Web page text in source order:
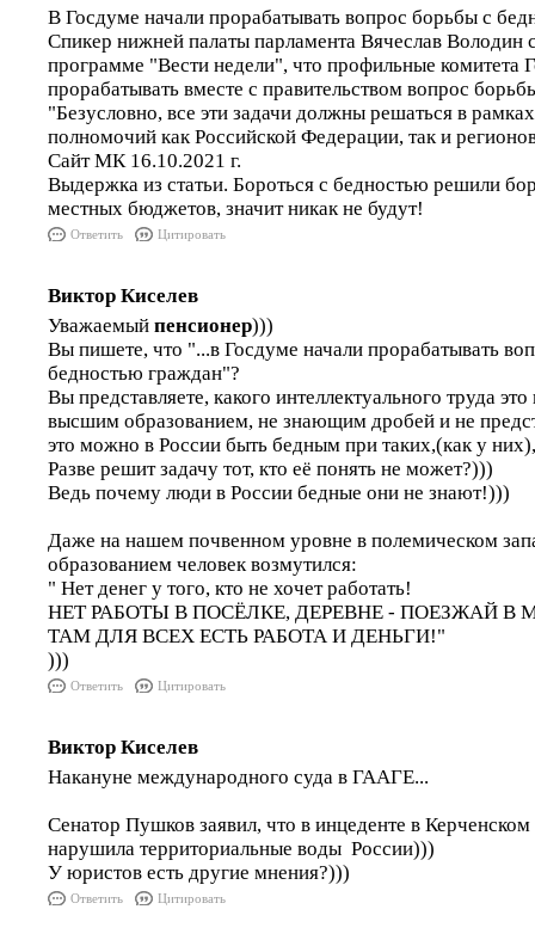
В Госдуме начали прорабатывать вопрос борьбы с
Спикер нижней палаты парламента Вячеслав Володин
программе "Вести недели", что профильные комитета
прорабатывать вместе с правительством вопрос
"Безусловно, все эти задачи должны решаться в
полномочий как Российской Федерации, так и
Сайт МК 16.10.2021 г.
Выдержка из статьи. Бороться с бедностью решили
местных бюджетов, значит никак не будут!
Ответить Цитировать
Виктор Киселев
Уважаемый пенсионер)))
Вы пишете, что "...в Госдуме начали прорабатывать
бедностью граждан"?
Вы представляете, какого интеллектуального труда
высшим образованием, не знающим дробей и не
это можно в России быть бедным при таких,(как у
Разве решит задачу тот, кто её понять не может?)))
Ведь почему люди в России бедные они не знают!)))
Даже на нашем почвенном уровне в полемическом
образованием человек возмутился:
" Нет денег у того, кто не хочет работать!
НЕТ РАБОТЫ В ПОСЁЛКЕ, ДЕРЕВНЕ - ПОЕЗЖАЙ В
ТАМ ДЛЯ ВСЕХ ЕСТЬ РАБОТА И ДЕНЬГИ!"
)))
Ответить Цитировать
Виктор Киселев
Накануне международного суда в ГААГЕ...
Сенатор Пушков заявил, что в инцеденте в
нарушила территориальные воды России)))
У юристов есть другие мнения?)))
Ответить Цитировать